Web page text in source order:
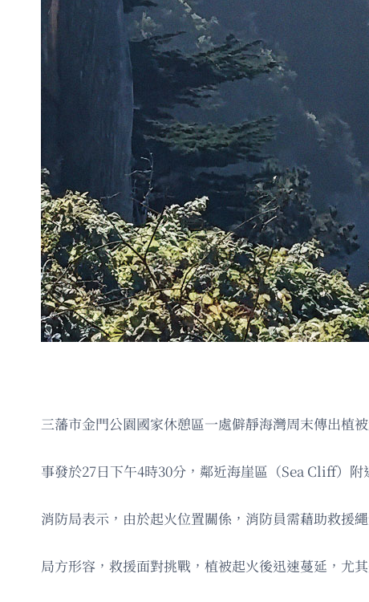
三藩市金門公園國家休憩區一處僻靜海灣周末傳出植
事發於27日下午4時30分，鄰近海崖區（Sea Cliff）
消防局表示，由於起火位置關係，消防員需藉助救援
局方形容，救援面對挑戰，植被起火後迅速蔓延，尤